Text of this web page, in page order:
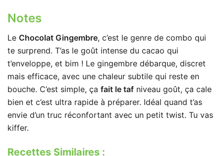
Notes
Le Chocolat Gingembre, c’est le genre de combo qui
te surprend. T’as le goût intense du cacao qui
t’enveloppe, et bim ! Le gingembre débarque, discret
mais efficace, avec une chaleur subtile qui reste en
bouche. C’est simple, ça fait le taf niveau goût, ça cale
bien et c’est ultra rapide à préparer. Idéal quand t’as
envie d’un truc réconfortant avec un petit twist. Tu vas
kiffer.
Recettes Similaires :